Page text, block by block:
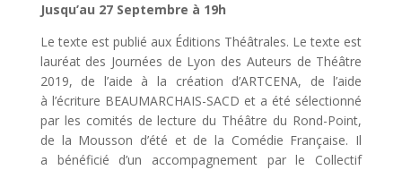
Jusqu’au 27 Septembre à 19h
Le texte est publié aux Éditions Théâtrales. Le texte est
lauréat des Journées de Lyon des Auteurs de Théâtre
2019, de l’aide à la création d’ARTCENA, de l’aide
à l’écriture BEAUMARCHAIS-SACD et a été sélectionné
par les comités de lecture du Théâtre du Rond-Point,
de la Mousson d’été et de la Comédie Française. Il
a bénéficié d’un accompagnement par le Collectif